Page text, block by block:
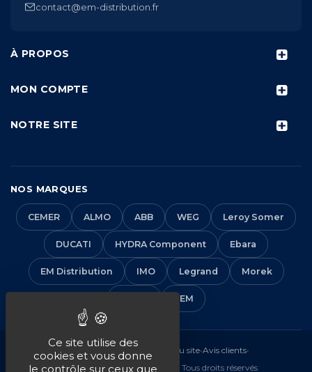
À PROPOS
MON COMPTE
NOTRE SITE
contact@em-distribution.fr
NOS MARQUES
CEMER ALMO ABB WEG Leroy Somer
DUCATI HYDRA Component Ebara
EM Distribution IMO Legrand Morek
VEM
Mentions légales Plan du site•Avis clients•
© 2016-2026 EM Distribution - Tous droits réservés
Ce site utilise des
cookies et vous donne
le contrôle sur ceux que